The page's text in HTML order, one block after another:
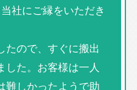
社にご縁をいただき
たので、すぐに搬出
した。お客様は一人
難しかったようで助